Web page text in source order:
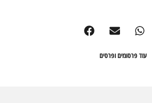
עוד פרסומים ופרסים